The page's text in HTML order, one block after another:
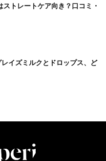
ストレートケア向き？口コミ・
イズミルクとドロップス、ど